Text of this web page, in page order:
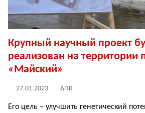
Крупный научный проект
реализован на территории
«Майский»
27.01.2023 АПК
Его цель – улучшить генетический